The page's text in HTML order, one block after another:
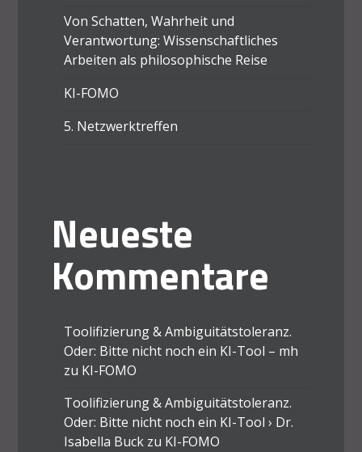
Von Schatten, Wahrheit und
Verantwortung: Wissenschaftliches
Arbeiten als philosophische Reise
KI-FOMO
5. Netzwerktreffen
Neueste
Kommentare
Toolifizierung & Ambiguitätstoleranz.
Oder: Bitte nicht noch ein KI-Tool – mh
zu KI-FOMO
Toolifizierung & Ambiguitätstoleranz.
Oder: Bitte nicht noch ein KI-Tool › Dr.
Isabella Buckzu KI-FOMO